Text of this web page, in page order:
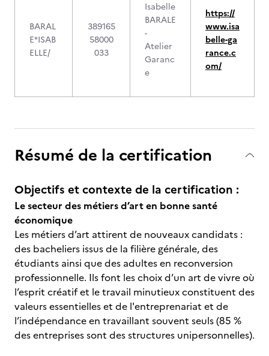
BARAL
E*ISAB
ELLE/
389165
58000
033
Isabelle
BARALE
-
Atelier
Garanc
e
https://
www.isa
belle-ga
rance.c
om/
Résumé de la certification
Objectifs et contexte de la certification :
Le secteur des métiers d’art en bonne santé
économique
Les métiers d’art attirent de nouveaux candidats :
des bacheliers issus de la filière générale, des
étudiants ainsi que des adultes en reconversion
professionnelle. Ils font les choix d’un art de vivre où
l’esprit créatif et le travail minutieux constituent des
valeurs essentielles et de l'entreprenariat et de
l’indépendance en travaillant souvent seuls (85 %
des entreprises sont des structures unipersonnelles).